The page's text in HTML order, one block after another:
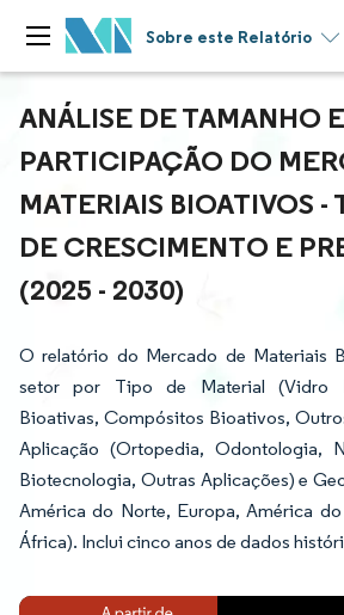
Sobre este Relatório
ANÁLISE DE TAMANHO E
PARTICIPAÇÃO DO
MATERIAIS BIOATIVOS -
DE CRESCIMENTO E
(2025 - 2030)
O relatório do Mercado de Materiais
setor por Tipo de Material (Vidro
Bioativas, Compósitos Bioativos,
Aplicação (Ortopedia, Odontologia,
Biotecnologia, Outras Aplicações) e
América do Norte, Europa, América
África). Inclui cinco anos de dados